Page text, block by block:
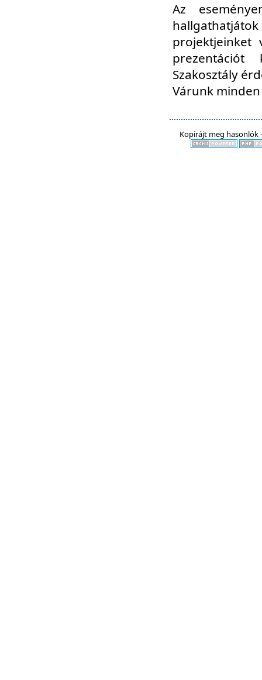
Az
Szakosztály
Várunk
Kopirájt meg hasonlók